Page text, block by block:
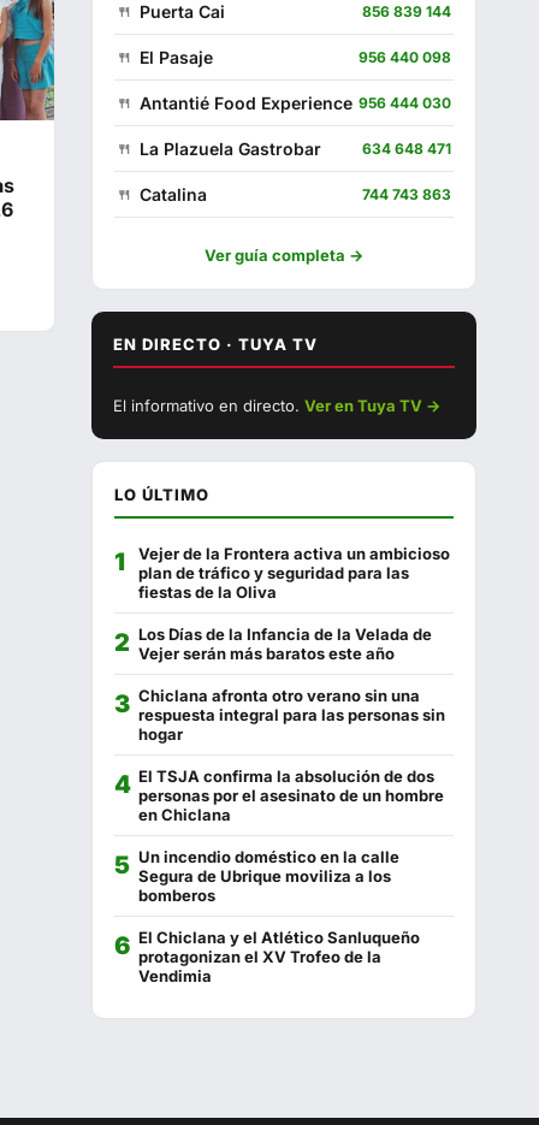
Puerta Cai 856 839 144
El Pasaje 956 440 098
Antantié Food Experience 956 444 030
La Plazuela Gastrobar 634 648 471
Catalina 744 743 863
El Punto de Encuentro 662 307 789
Casa Manolo Fuguilla 956 444 080
Feduchy 956 440 992
Cervecería Los Tres Hermanos 956 441 280
Las Quince Letras
Tascón La Pasajera 956 456 159
Campito 623 228 283
Cádiz 11
Restaurante Playa 956 440 197
La Almazara 670 018 251
Los Hermanitos 956 444 408
Séptimo Arte
La Chanca 956 928 278
Ver guía completa →
EN DIRECTO · TUYA TV
EN DIRECTO
El informativo en directo. Ver en Tuya TV →
LO ÚLTIMO
Vejer de la Frontera activa un ambicioso
plan de tráfico y seguridad para las
fiestas de la Oliva
Los Días de la Infancia de la Velada de
Vejer serán más baratos este año
Chiclana afronta otro verano sin una
respuesta integral para las personas sin
hogar
El TSJA confirma la absolución de dos
personas por el asesinato de un hombre
en Chiclana
Un incendio doméstico en la calle
Segura de Ubrique moviliza a los
bomberos
El Chiclana y el Atlético Sanluqueño
protagonizan el XV Trofeo de la
Vendimia